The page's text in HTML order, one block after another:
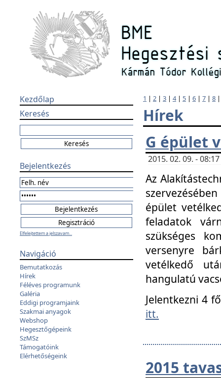
Kezdőlap
Keresés
Bejelentkezés
Elfelejtettem a jelszavam...
Navigáció
Bemutatkozás
Hírek
Féléves programunk
Galéria
Eddigi programjaink
Szakmai anyagok
Webshop
Hegesztőgépeink
SzMSz
Támogatóink
Elérhetőségeink
1 | 2 | 3 | 4| 5 | 6 | 7 | 8
Hírek
G épület
2015. 02. 09. -
Az
épület
feladatok
szükséges
versenyre
vetélkedő
hangulatú
Jelentkezni 4
itt.
2015